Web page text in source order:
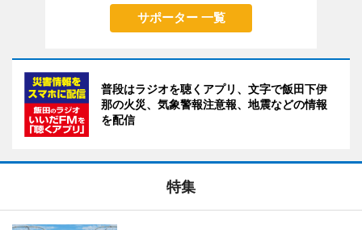
サポーター 一覧
普段はラジオを聴くアプリ、文字で飯田下伊
那の火災、気象警報注意報、地震などの情報
を配信
特集